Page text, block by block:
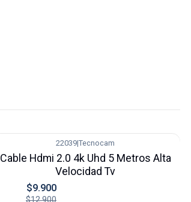
22039|Tecnocam
Cable Hdmi 2.0 4k Uhd 5 Metros Alta
Velocidad Tv
$9.900
$12.900